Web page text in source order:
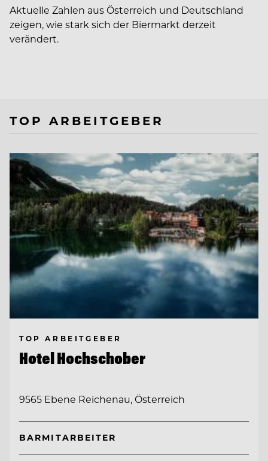
Aktuelle Zahlen aus Österreich und Deutschland
zeigen, wie stark sich der Biermarkt derzeit
verändert.
TOP ARBEITGEBER
TOP ARBEITGEBER
Hotel Hochschober
9565 Ebene Reichenau, Österreich
BARMITARBEITER